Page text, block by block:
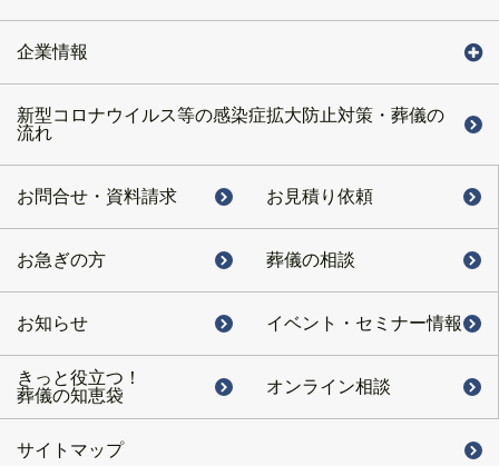
企業情報
新型コロナウイルス等の感染症拡大防止対策・葬儀の
流れ
お問合せ・ 資料請求 お見積り依頼
お急ぎの方 葬儀の相談
お知らせ イベント・ セミナー情報
きっと役立つ！
葬儀の知恵袋
オンライン相談
サイトマップ